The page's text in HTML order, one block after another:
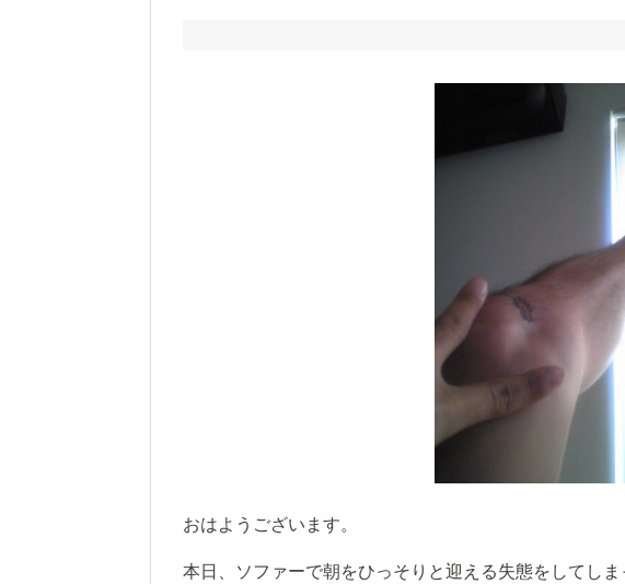
おはようございます。
本日、ソファーで朝をひっそりと迎える失態をしてしま